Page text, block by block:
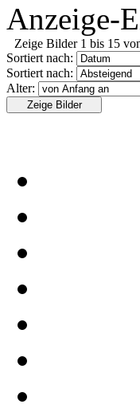
Anzeige-
Zeige Bilder 1 bis 15
Sortiert nach:
Sortiert nach:
Alter: